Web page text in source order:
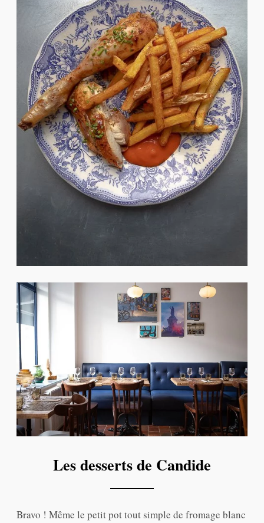
Les desserts de Candide
Bravo ! Même le petit pot tout simple de fromage blanc